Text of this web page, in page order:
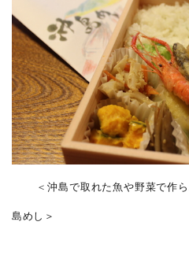
＜ 沖島で取れた魚や野菜で作
島めし＞